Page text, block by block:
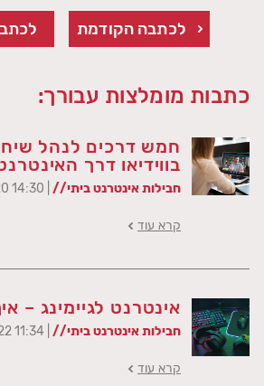
לכתבה הקודמת
כתבות מומלצות עבורך:
חמש דרכים לנהל
בווידיאו דרך
חבילות אינטרנט ביתי//
קרא עוד
אינטרנט לגיימינג –
חבילות אינטרנט ביתי//
קרא עוד